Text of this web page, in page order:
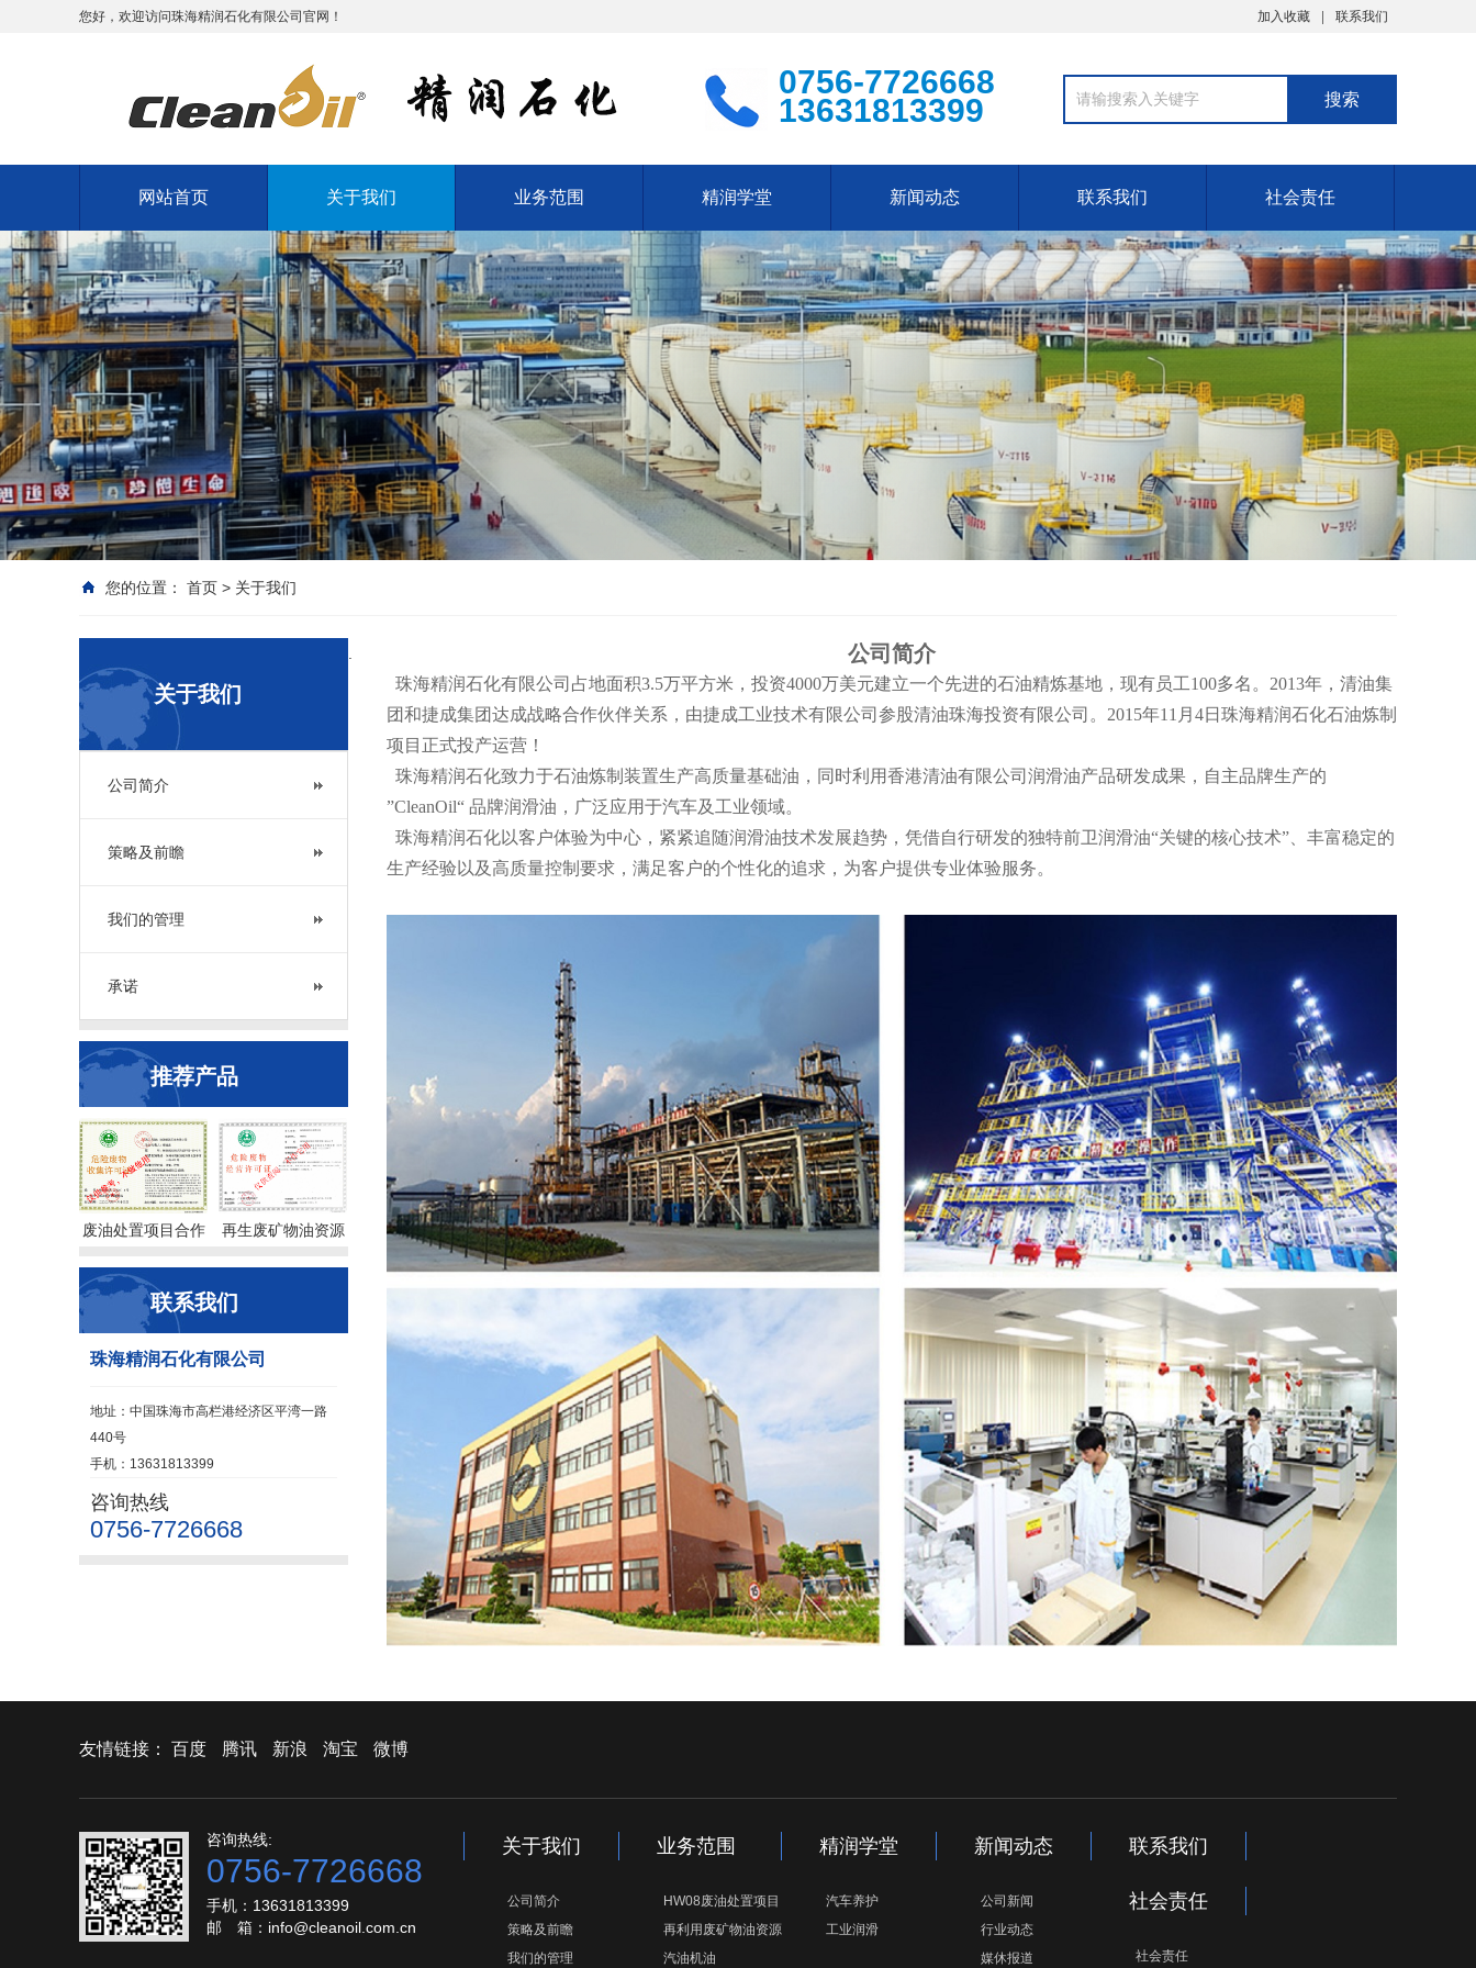
您好，欢迎访问珠海精润石化有限公司官网！ 加入收藏 联系我们
0756-7726668
13631813399
网站首页 关于我们 业务范围 精润学堂 新闻动态 联系我们 社会责任
您的位置： 首页 > 关于我们
关于我们
公司简介
策略及前瞻
我们的管理
承诺
推荐产品
废油处置项目合作 再生废矿物油资源
联系我们
珠海精润石化有限公司
地址：中国珠海市高栏港经济区平湾一路
440号
手机：13631813399
咨询热线
0756-7726668
公司简介
珠海精润石化有限公司占地面积3.5万平方米，投资4000万美元建立一个先进的石油精炼基地，现有员工100多名。2013年，清油集
团和捷成集团达成战略合作伙伴关系，由捷成工业技术有限公司参股清油珠海投资有限公司。2015年11月4日珠海精润石化石油炼制
项目正式投产运营！
珠海精润石化致力于石油炼制装置生产高质量基础油，同时利用香港清油有限公司润滑油产品研发成果，自主品牌生产的
”CleanOil“ 品牌润滑油，广泛应用于汽车及工业领域。
珠海精润石化以客户体验为中心，紧紧追随润滑油技术发展趋势，凭借自行研发的独特前卫润滑油“关键的核心技术”、丰富稳定的
生产经验以及高质量控制要求，满足客户的个性化的追求，为客户提供专业体验服务。
友情链接： 百度 腾讯 新浪 淘宝 微博
咨询热线:
0756-7726668
手机：13631813399
邮 箱：info@cleanoil.com.cn
关于我们
公司简介
策略及前瞻
我们的管理
业务范围
HW08废油处置项目
再利用废矿物油资源
汽油机油
精润学堂
汽车养护
工业润滑
新闻动态
公司新闻
行业动态
媒休报道
联系我们
社会责任
社会责任